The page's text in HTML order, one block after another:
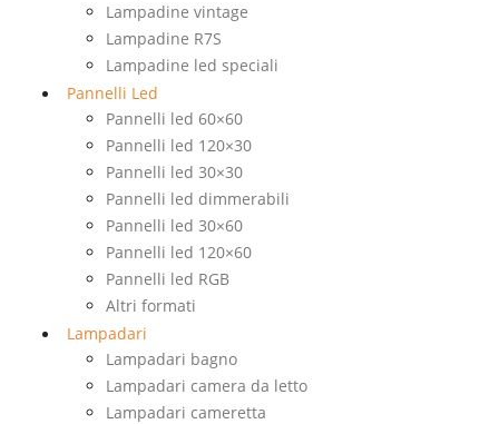
Lampadine vintage
Lampadine R7S
Lampadine led speciali
Pannelli Led
Pannelli led 60×60
Pannelli led 120×30
Pannelli led 30×30
Pannelli led dimmerabili
Pannelli led 30×60
Pannelli led 120×60
Pannelli led RGB
Altri formati
Lampadari
Lampadari bagno
Lampadari camera da letto
Lampadari cameretta